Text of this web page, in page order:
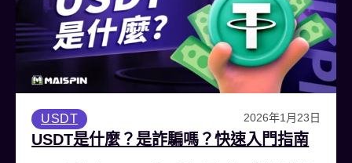
USDT 2026年1月23日
USDT是什麼？是詐騙嗎？快速入門指南